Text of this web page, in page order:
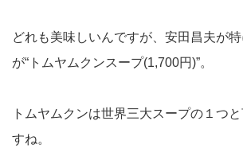
どれも美味しいんですが、安田昌夫が
が“トムヤムクンスープ(1,700円)”。
トムヤムクンは世界三大スープの１つ
すね。